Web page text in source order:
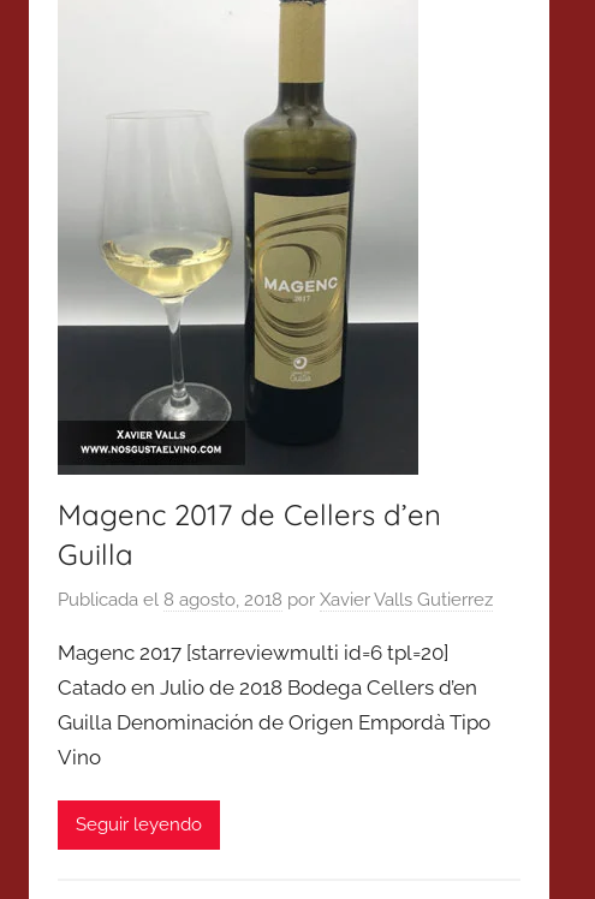
Magenc 2017 de Cellers d’en
Guilla
Publicada el 8 agosto, 2018 por Xavier Valls Gutierrez
Magenc 2017 [starreviewmulti id=6 tpl=20]
Catado en Julio de 2018 Bodega Cellers d’en
Guilla Denominación de Origen Empordà Tipo
Vino
Seguir leyendo